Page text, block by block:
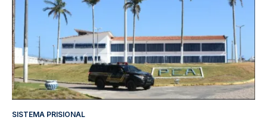
SISTEMA PRISIONAL